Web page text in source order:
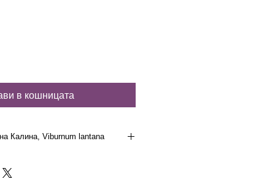
в кошницата
Калина, Viburnum lantana